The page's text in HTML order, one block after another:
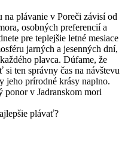
na plávanie v Poreči závisí od
osobných preferencií a
pre teplejšie letné mesiace
jarných a jesenných dní,
plavca. Dúfame, že
ten správny čas na návštevu
jeho prírodné krásy naplno.
ponor v Jadranskom mori